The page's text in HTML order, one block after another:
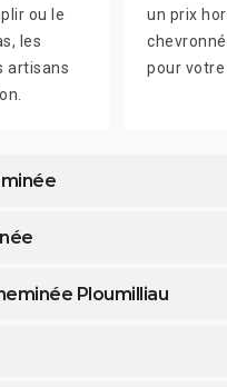
ou le
les
artisans
un prix
pour
Ploumilliau